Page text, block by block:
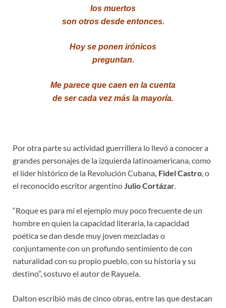
los muertos
son otros desde entonces.
Hoy se ponen irónicos
preguntan.
Me parece que caen en la cuenta
de ser cada vez más la mayoría.
Por otra parte su actividad guerrillera lo llevó a conocer a
grandes personajes de la izquierda latinoamericana, como
el líder histórico de la Revolución Cubana, Fidel Castro, o
el reconocido escritor argentinoJulio Cortázar.
“Roque es para mí el ejemplo muy poco frecuente de un
hombre en quien la capacidad literaria, la capacidad
poética se dan desde muy joven mezcladas o
conjuntamente con un profundo sentimiento de con
naturalidad con su propio pueblo, con su historia y su
destino”, sostuvo el autor de Rayuela.
Dalton escribió más de cinco obras, entre las que destacan